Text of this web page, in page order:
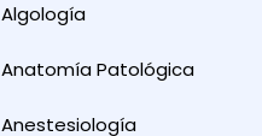
Algología
Anatomía Patológica
Anestesiología